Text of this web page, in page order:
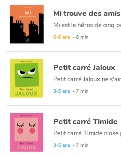
Mi trouve des amis
6-8 ans - 6 min
Petit carré Jaloux
3-5 ans - 7 min
Petit carré Timide
3-5 ans - 7 min